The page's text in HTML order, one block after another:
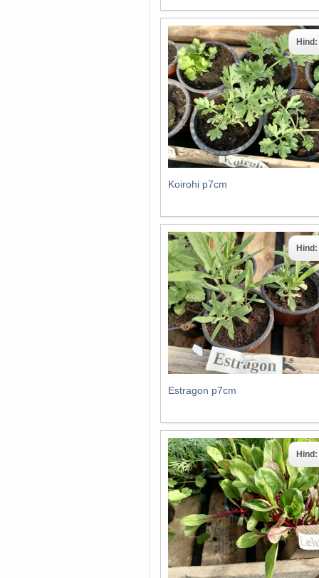
Koirohi p7cm
Hind:
Estragon p7cm
Hind:
Hind: